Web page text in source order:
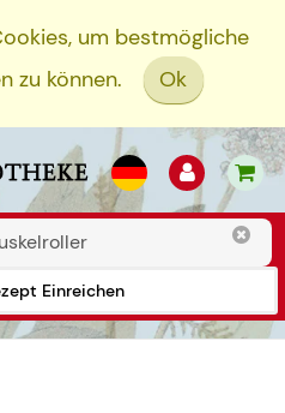
um bestmögliche
zu können.
Ok
Einreichen